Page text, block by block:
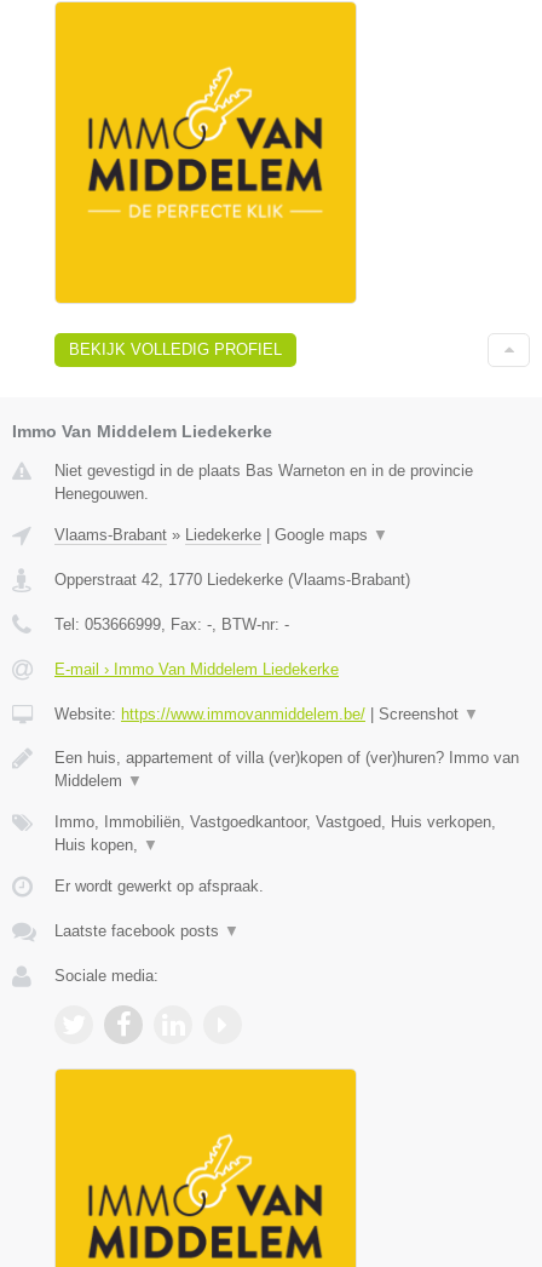
BEKIJK VOLLEDIG PROFIEL
Immo Van Middelem Liedekerke
Niet gevestigd in de plaats Bas Warneton en in de provincie
Henegouwen.
Vlaams-Brabant » Liedekerke Google maps ▼
Opperstraat 42 1770 Liedekerke (Vlaams-Brabant)
Tel: 053666999 , Fax: - , BTW-nr: -
E-mail › Immo Van Middelem Liedekerke
Website: https://www.immovanmiddelem.be/ Screenshot ▼
Een huis, appartement of villa (ver)kopen of (ver)huren? Immo van
Middelem ▼
Immo, Immobiliën, Vastgoedkantoor, Vastgoed, Huis verkopen,
Huis kopen,
▼
Er wordt gewerkt op afspraak.
Laatste facebook posts ▼
Sociale media: